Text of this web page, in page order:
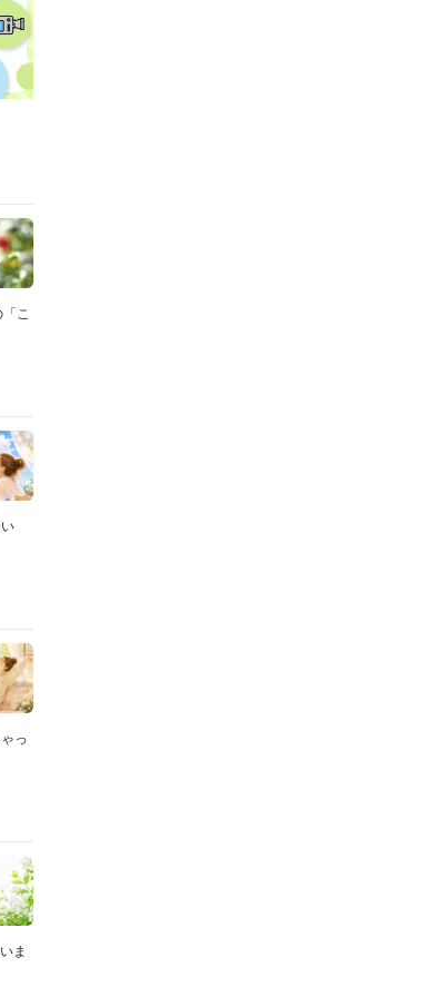
こ
っ
ま